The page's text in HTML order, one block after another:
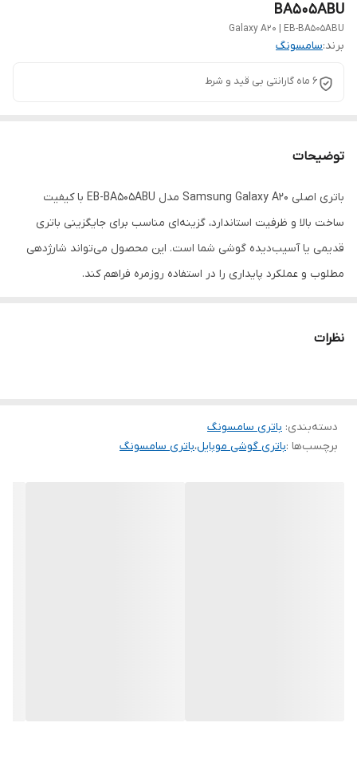
BA505ABU
Galaxy A20 | EB-BA505ABU
برند:سامسونگ
۶ ماه گارانتی بی قید و شرط
توضیحات
باتری اصلی Samsung Galaxy A20 مدل EB-BA505ABU با کیفیت
ساخت بالا و ظرفیت استاندارد، گزینه‌ای مناسب برای جایگزینی باتری
قدیمی یا آسیب‌دیده گوشی شما است. این محصول می‌تواند شارژدهی
مطلوب و عملکرد پایداری را در استفاده روزمره فراهم کند.
مدل EB-BA505ABU
کیفیت 100 درصد اصلی
نظرات
دسته‌بندی: باتری سامسونگ
برچسب‌ها :باتری گوشی موبایل،باتری سامسونگ